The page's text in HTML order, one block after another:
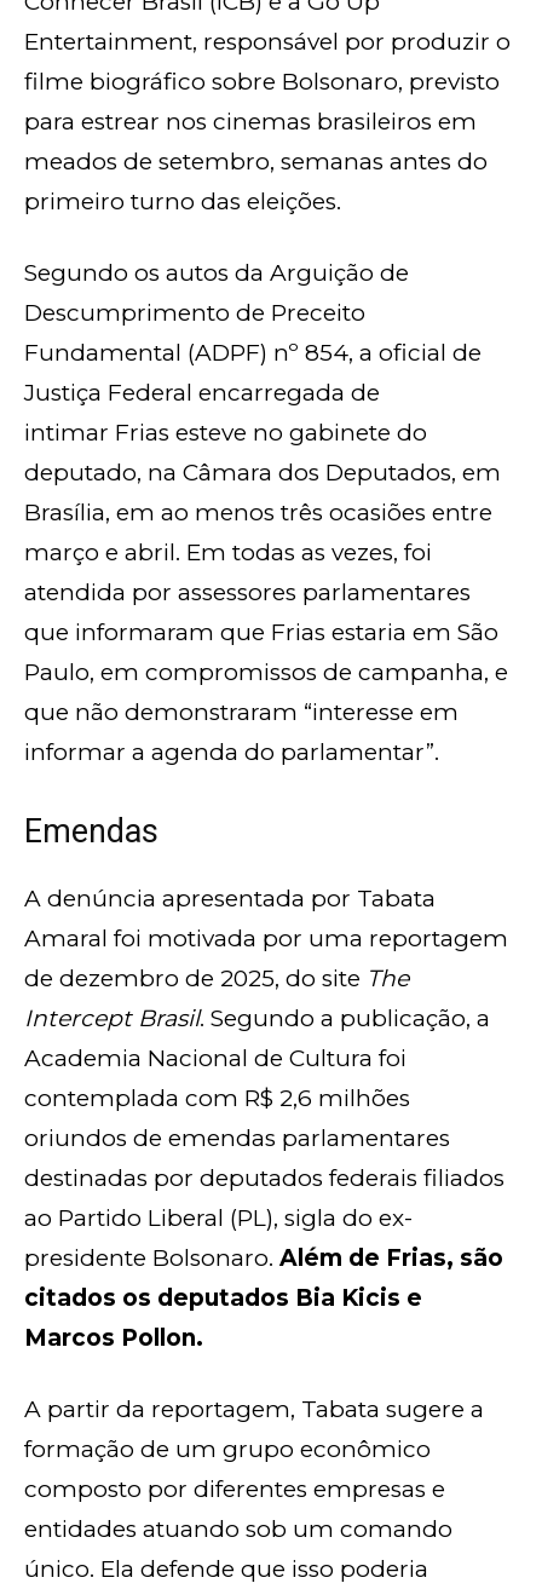
Entertainment, responsável por produzir o
filme biográfico sobre Bolsonaro, previsto
para estrear nos cinemas brasileiros em
meados de setembro, semanas antes do
primeiro turno das eleições.
Segundo os autos da Arguição de
Descumprimento de Preceito
Fundamental (ADPF) nº 854, a oficial de
Justiça Federal encarregada de
intimar Frias esteve no gabinete do
deputado, na Câmara dos Deputados, em
Brasília, em ao menos três ocasiões entre
março e abril. Em todas as vezes, foi
atendida por assessores parlamentares
que informaram que Frias estaria em São
Paulo, em compromissos de campanha, e
que não demonstraram “interesse em
informar a agenda do parlamentar”.
Emendas
A denúncia apresentada por Tabata
Amaral foi motivada por uma reportagem
de dezembro de 2025, do site The
Intercept Brasil. Segundo a publicação, a
Academia Nacional de Cultura foi
contemplada com R$ 2,6 milhões
oriundos de emendas parlamentares
destinadas por deputados federais filiados
ao Partido Liberal (PL), sigla do ex-
presidente Bolsonaro. Além de Frias, são
citados os deputados Bia Kicis e
Marcos Pollon.
A partir da reportagem, Tabata sugere a
formação de um grupo econômico
composto por diferentes empresas e
entidades atuando sob um comando
único. Ela defende que isso poderia